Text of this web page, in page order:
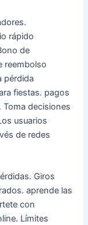
rápido
de
reembolso
pérdida
fiestas. pagos
decisiones
usuarios
de redes
Giros
aprende las
con
Límites